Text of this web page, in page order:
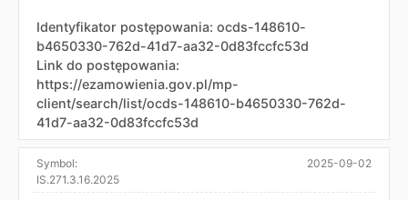
Identyfikator postępowania: ocds-148610-
b4650330-762d-41d7-aa32-0d83fccfc53d
Link do postępowania:
https://ezamowienia.gov.pl/mp-
client/search/list/ocds-148610-b4650330-762d-
41d7-aa32-0d83fccfc53d
Symbol:
IS.271.3.16.2025
2025-09-02